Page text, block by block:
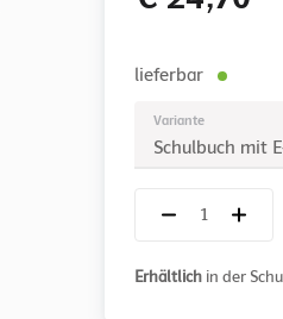
lieferbar
Variante
Schulbuch mit
Erhältlich in der